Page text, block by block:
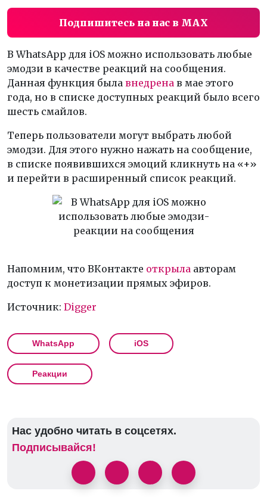
Подпишитесь на нас в MAX
В WhatsApp для iOS можно использовать любые
эмодзи в качестве реакций на сообщения.
Данная функция была внедрена в мае этого
года, но в списке доступных реакций было всего
шесть смайлов.
Теперь пользователи могут выбрать любой
эмодзи. Для этого нужно нажать на сообщение,
в списке появившихся эмоций кликнуть на «+»
и перейти в расширенный список реакций.
Напомним, что ВКонтакте открыла авторам
доступ к монетизации прямых эфиров.
Источник: Digger
WhatsApp iOS
Реакции
Нас удобно читать в соцсетях.
Подписывайся!